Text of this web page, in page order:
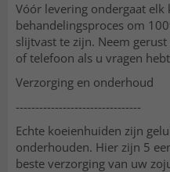
Vóór levering ondergaat elk
behandelingsproces om
slijtvast te zijn. Neem
of telefoon als u vragen
Verzorging en onderhoud
--------------------------------
Echte koeienhuiden zijn
onderhouden. Hier zijn 5
beste verzorging van uw